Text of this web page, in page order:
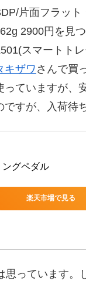
片面フラット
2900円を見
スマートトレ
キザワ さんで買
っていますが、
ですが、入荷待
グペダル
楽天市場で見る
っています。